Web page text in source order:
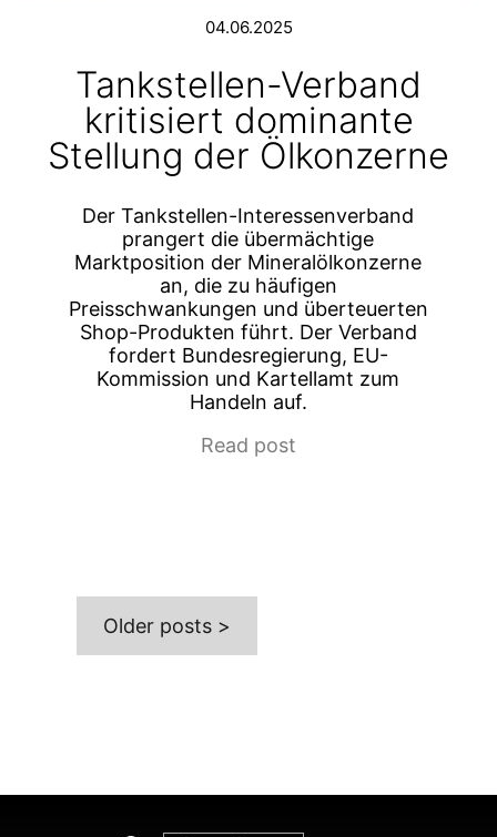
04.06.2025
Tankstellen-Verband
kritisiert dominante
Stellung der Ölkonzerne
Der Tankstellen-Interessenverband
prangert die übermächtige
Marktposition der Mineralölkonzerne
an, die zu häufigen
Preisschwankungen und überteuerten
Shop-Produkten führt. Der Verband
fordert Bundesregierung, EU-
Kommission und Kartellamt zum
Handeln auf.
Read post
Older posts >